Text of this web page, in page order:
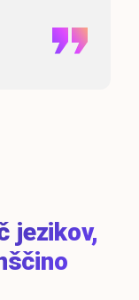
jezikov,